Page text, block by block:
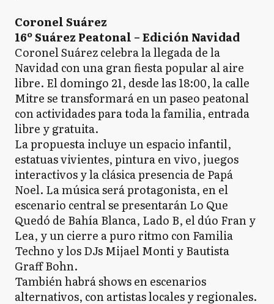
Coronel Suárez
16º Suárez Peatonal – Edición Navidad
Coronel Suárez celebra la llegada de la
Navidad con una gran fiesta popular al aire
libre. El domingo 21, desde las 18:00, la calle
Mitre se transformará en un paseo peatonal
con actividades para toda la familia, entrada
libre y gratuita.
La propuesta incluye un espacio infantil,
estatuas vivientes, pintura en vivo, juegos
interactivos y la clásica presencia de Papá
Noel. La música será protagonista, en el
escenario central se presentarán Lo Que
Quedó de Bahía Blanca, Lado B, el dúo Fran y
Lea, y un cierre a puro ritmo con Familia
Techno y los DJs Mijael Monti y Bautista
Graff Bohn.
También habrá shows en escenarios
alternativos, con artistas locales y regionales.